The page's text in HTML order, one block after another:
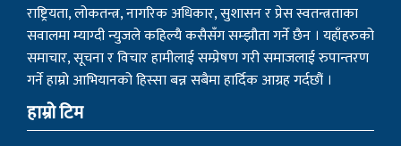
राष्ट्रियता, लोकतन्त्र, नागरिक अधिकार, सुशासन र प्रेस स्वतन्त्रताका
सवालमा म्याग्दी न्युजले कहिल्यै कसैसँग सम्झौता गर्ने छैन । यहाँहरुको
समाचार, सूचना र विचार हामीलाई सम्प्रेषण गरी समाजलाई रुपान्तरण
गर्ने हाम्रो आभियानको हिस्सा बन्न सबैमा हार्दिक आग्रह गर्दछौं ।
हाम्रो टिम